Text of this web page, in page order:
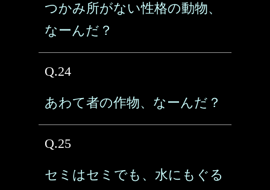
つかみ所がない性格の動物、
なーんだ？
Q.24
あわて者の作物、なーんだ？
Q.25
セミはセミでも、水にもぐる